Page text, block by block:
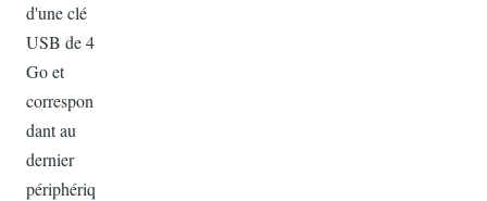
d'une clé
USB de 4
Go et
correspon
dant au
dernier
périphériq